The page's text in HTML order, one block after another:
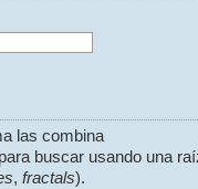
las combina
buscar usando una
, fractals).